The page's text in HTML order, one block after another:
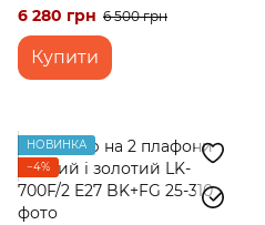
6 280 грн 6 500 грн
Купити
НОВИНКА
−4%